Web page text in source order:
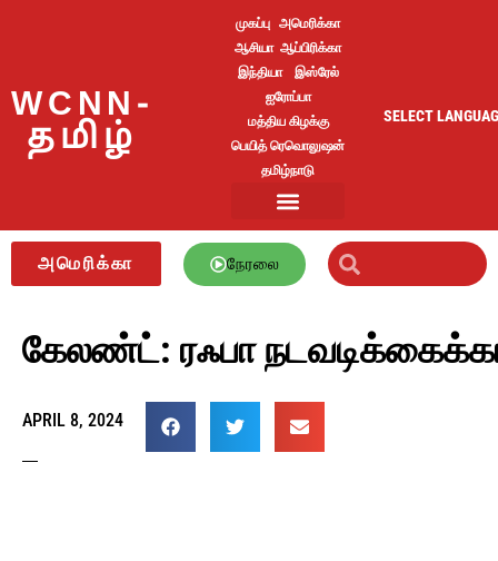
WCNN-
தமிழ்
முகப்பு அமெரிக்கா
ஆசியா ஆப்பிரிக்கா
இந்தியா
இஸ்ரேல்
ஐரோப்பா
மத்திய கிழக்கு
பெயித் ரெவொலுஷன்
தமிழ்நாடு
SELECT
அமெரிக்கா நேரலை
கேலண்ட்: ரஃபா
APRIL 8, 2024